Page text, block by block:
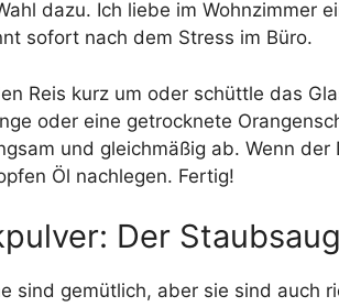
dazu. Ich liebe im Wohnzimmer
sofort nach dem Stress im Büro.
Reis kurz um oder schüttle das
oder eine getrocknete
und gleichmäßig ab. Wenn
Öl nachlegen. Fertig!
Der
sind gemütlich, aber sie sind auch